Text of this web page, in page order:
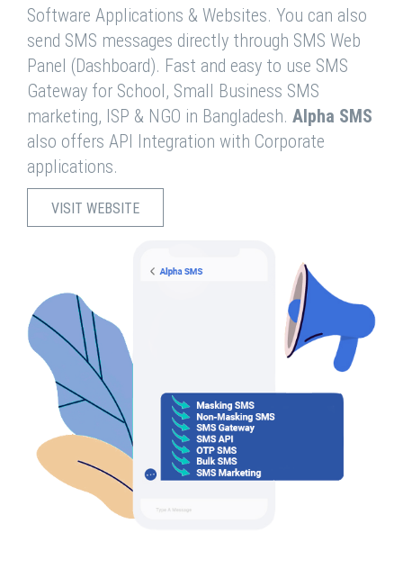
Software Applications & Websites. You can also
send SMS messages directly through SMS Web
Panel (Dashboard). Fast and easy to use SMS
Gateway for School, Small Business SMS
marketing, ISP & NGO in Bangladesh. Alpha SMS
also offers API Integration with Corporate
applications.
VISIT WEBSITE